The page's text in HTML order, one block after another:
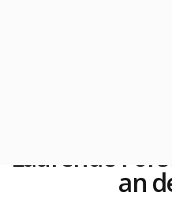
Laufende
an